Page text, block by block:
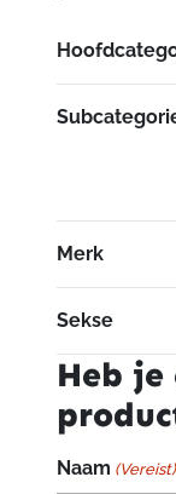
Merk
Sekse
Heb
Naam (Vereist)